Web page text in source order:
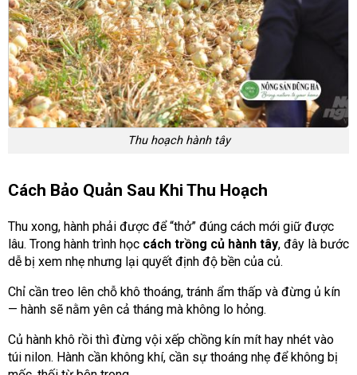
Thu hoạch hành tây
Cách Bảo Quản Sau Khi Thu Hoạch
Thu xong, hành phải được để “thở” đúng cách mới giữ được
lâu. Trong hành trình học cách trồng củ hành tây, đây là bước
dễ bị xem nhẹ nhưng lại quyết định độ bền của củ.
Chỉ cần treo lên chỗ khô thoáng, tránh ẩm thấp và đừng ủ kín
— hành sẽ nằm yên cả tháng mà không lo hỏng.
Củ hành khô rồi thì đừng vội xếp chồng kín mít hay nhét vào
túi nilon. Hành cần không khí, cần sự thoáng nhẹ để không bị